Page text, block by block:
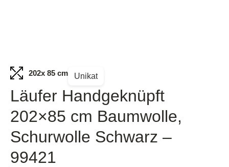
202x 85 cm Unikat
Läufer Handgeknüpft
202×85 cm Baumwolle,
Schurwolle Schwarz –
99421